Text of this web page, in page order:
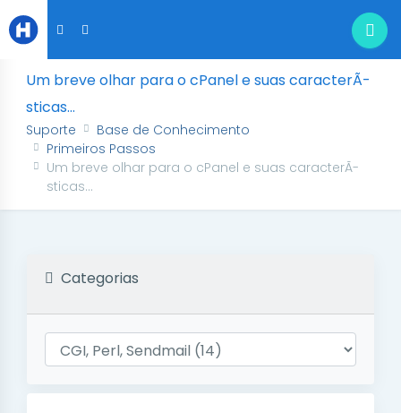
Um breve olhar para o cPanel e suas caracterÃ­
sticas...
Suporte
Base de Conhecimento
Primeiros Passos
Um breve olhar para o cPanel e suas caracterÃ­
sticas...
Categorias